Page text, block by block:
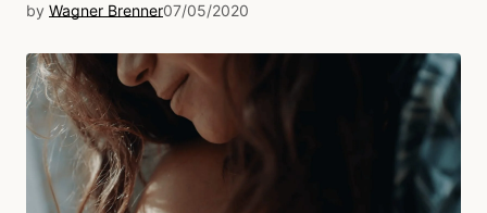
by Wagner Brenner07/05/2020